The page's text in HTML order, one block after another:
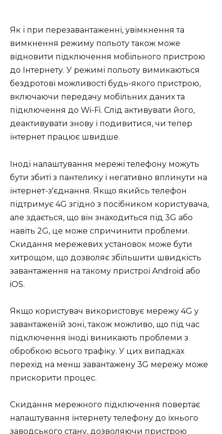
Як і при перезавантаженні, увімкнення та
вимкнення режиму польоту також може
відновити підключення мобільного пристрою
до Інтернету. У режимі польоту вимикаються
бездротові можливості будь-якого пристрою,
включаючи передачу мобільних даних та
підключення до Wi-Fi. Слід активувати його,
деактивувати знову і подивитися, чи тепер
інтернет працює швидше.
Іноді налаштування мережі телефону можуть
бути збиті з пантелику і негативно вплинути на
інтернет-з'єднання. Якщо якийсь телефон
підтримує 4G згідно з посібником користувача,
але здається, що він знаходиться під 3G або
навіть 2G, це може спричинити проблеми.
Скидання мережевих установок може бути
хитрощом, що дозволяє збільшити швидкість
завантаження на такому пристрої Android або
iOS.
Якщо користувач використовує мережу 4G у
завантаженій зоні, також можливо, що під час
підключення іноді виникають проблеми з
обробкою всього трафіку. У цих випадках
перехід на менш завантажену 3G мережу може
прискорити процес.
Скидання мережного підключення повертає
налаштування інтернету телефону до їхнього
заводського стану, дозволяючи пристрою